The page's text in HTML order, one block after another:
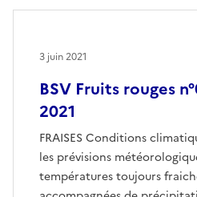
BSV Fruits rouges
2021
FRAISES Conditions
les prévisions
températures toujours
3 juin 2021